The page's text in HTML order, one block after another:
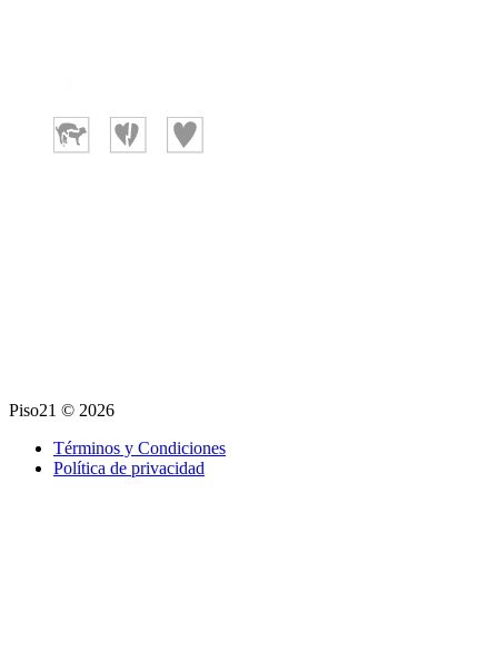
Piso21 © 2026
Términos y Condiciones
Política de privacidad